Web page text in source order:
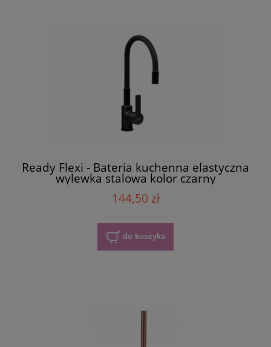
Ready Flexi - Bateria kuchenna elastyczna
wylewka stalowa kolor czarny
144,50 zł
do koszyka